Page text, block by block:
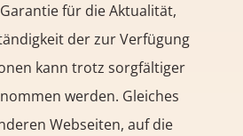
für die Aktualität,
der zur Verfügung
kann trotz sorgfältiger
werden. Gleiches
Webseiten, auf die